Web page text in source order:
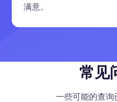
满意。
常见
一些可能的查询